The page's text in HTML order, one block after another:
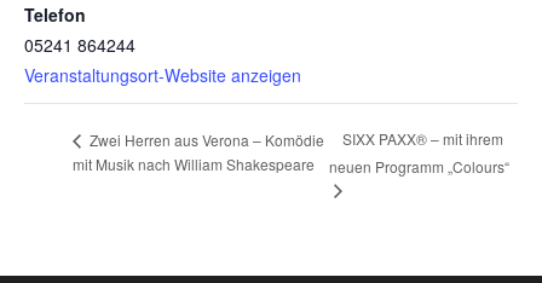
Telefon
05241 864244
Veranstaltungsort-Website anzeigen
Zwei Herren aus Verona – Komödie
mit Musik nach William Shakespeare
SIXX PAXX® – mit ihrem
neuen Programm „Colours“